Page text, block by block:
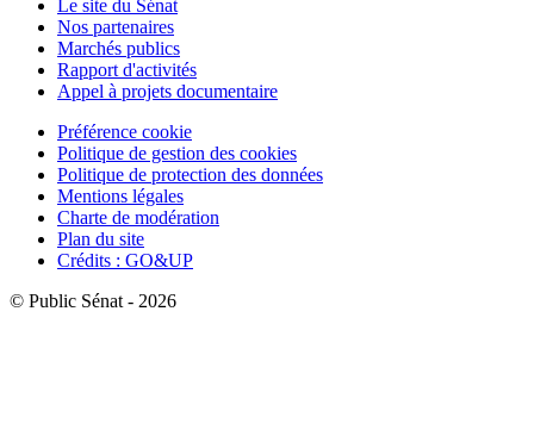
Le site du Sénat
Nos partenaires
Marchés publics
Rapport d'activités
Appel à projets documentaire
Préférence cookie
Politique de gestion des cookies
Politique de protection des données
Mentions légales
Charte de modération
Plan du site
Crédits : GO&UP
© Public Sénat - 2026